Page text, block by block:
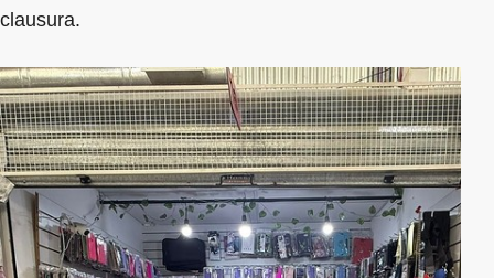
clausura.